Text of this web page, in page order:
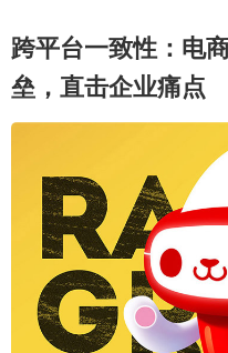
跨平台一致性：电
垒，直击企业痛点